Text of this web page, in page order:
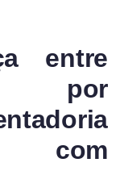
entre
por
com